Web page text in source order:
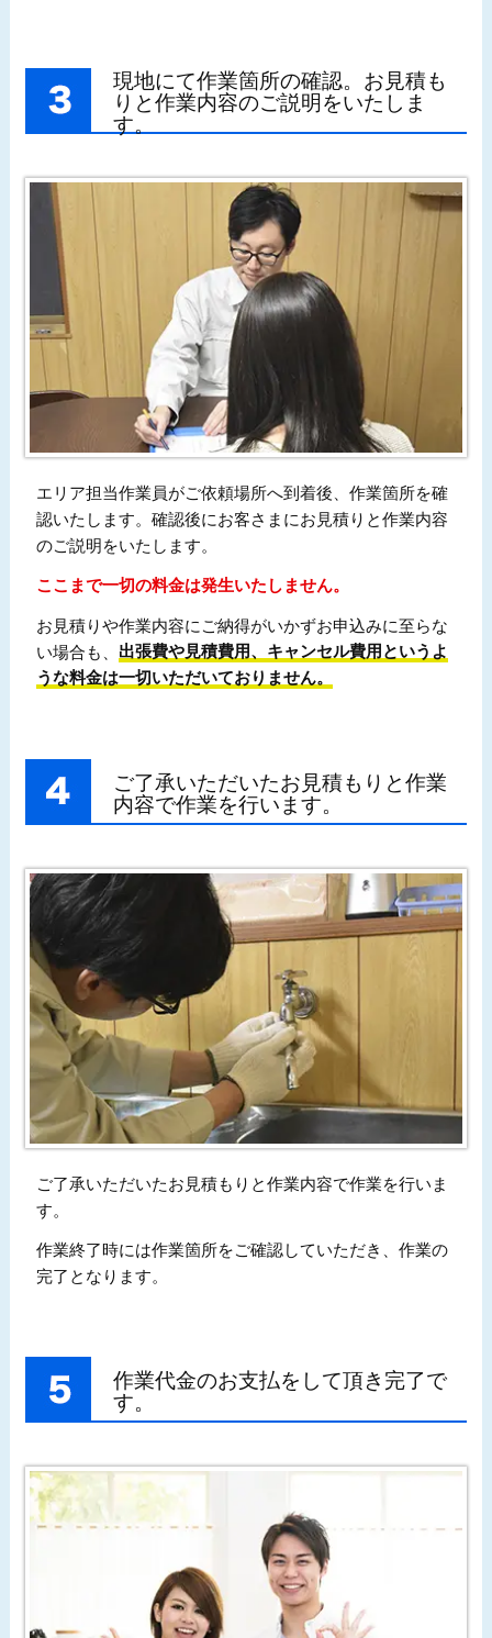
現地にて作業箇所の確認。お見積も
りと作業内容のご説明をいたしま
す。
エリア担当作業員がご依頼場所へ到着後、作業箇所を確
認いたします。確認後にお客さまにお見積りと作業内容
のご説明をいたします。
ここまで一切の料金は発生いたしません。
お見積りや作業内容にご納得がいかずお申込みに至らな
い場合も、 出張費や見積費用、キャンセル費用というよ
うな料金は一切いただいておりません。
ご了承いただいたお見積もりと作業
内容で作業を行います。
ご了承いただいたお見積もりと作業内容で作業を行いま
す。
作業終了時には作業箇所をご確認していただき、作業の
完了となります。
作業代金のお支払をして頂き完了で
す。